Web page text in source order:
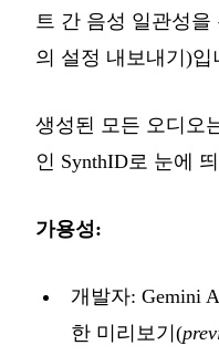
트 간 음성 일관성
의 설정 내보내기)입
생성된 모든 오디오
인 SynthID로 눈에
가용성:
개발자: Gemini
한 미리보기(